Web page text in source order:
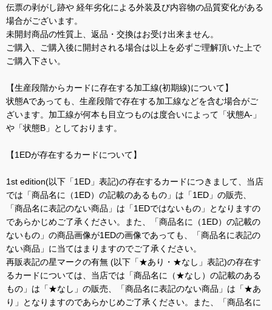
伝票の剥がし跡や 経年劣化による外装及び内容物の品質変化がある
場合がございます。
未開封商品の性質上、返品・交換はお受け出来ません。
ご購入、ご購入後に開封される場合は以上を必ずご理解頂いた上で
ご購入下さい。
【生産段階からカードに存在する加工線(初期線)について】
状態Aであっても、生産段階で存在する加工線などを含む場合がご
ざいます。加工線が何本も目立つものは度合いによって「状態A-」
や「状態B」としております。
【1EDが存在するカードについて】
1st edition(以下「1ED」表記)の存在するカードにつきまして、当店
では「商品名に（1ED）の記載のあるもの」は「1ED」の販売、
「商品名に表記のない商品」は「1EDではないもの」となりますの
であらかじめご了承ください。また、「商品名に（1ED）の記載の
ないもの」の商品画像が1EDの画像であっても、「商品名に表記の
ない商品」に当てはまりますのでご了承ください。
再販表記の星マークの有無 (以下「★あり・★なし」表記)の存在す
るカードについては、当店では「商品名に（★なし）の記載のある
もの」は「★なし」の販売、「商品名に表記のない商品」は「★あ
り」となりますのであらかじめご了承ください。また、「商品名に